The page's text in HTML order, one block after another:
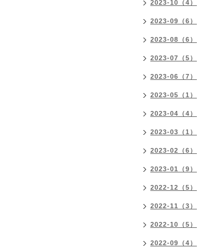
2023-10（4）
2023-09（6）
2023-08（6）
2023-07（5）
2023-06（7）
2023-05（1）
2023-04（4）
2023-03（1）
2023-02（6）
2023-01（9）
2022-12（5）
2022-11（3）
2022-10（5）
2022-09（4）